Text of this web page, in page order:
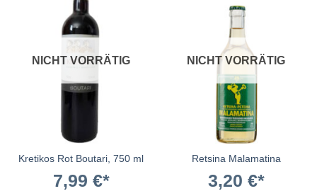
NICHT VORRÄTIG
Kretikos Rot Boutari, 750 ml
7,99 €
NICHT VORRÄTIG
Retsina Malamatina
3,20 €